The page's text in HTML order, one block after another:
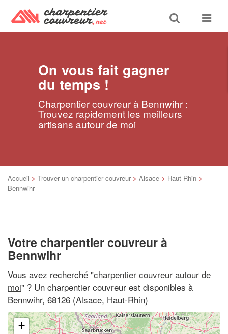
Toggle
search
Toggle
On vous fait gagner
du temps !
Charpentier couvreur à Bennwihr :
Trouvez rapidement les meilleurs
artisans autour de moi
Accueil > Trouver un charpentier couvreur > Alsace > Haut-Rhin >
Bennwihr
Votre charpentier couvreur à
Bennwihr
Vous avez recherché "charpentier couvreur autour de
moi" ? Un charpentier couvreur est disponibles à
Bennwihr, 68126 (Alsace, Haut-Rhin)
+